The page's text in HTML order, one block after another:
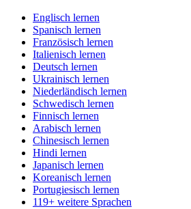
Englisch lernen
Spanisch lernen
Französisch lernen
Italienisch lernen
Deutsch lernen
Ukrainisch lernen
Niederländisch lernen
Schwedisch lernen
Finnisch lernen
Arabisch lernen
Chinesisch lernen
Hindi lernen
Japanisch lernen
Koreanisch lernen
Portugiesisch lernen
119+ weitere Sprachen